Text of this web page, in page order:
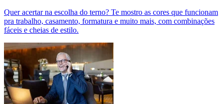
Quer acertar na escolha do terno? Te mostro as cores que funcionam
pra trabalho, casamento, formatura e muito mais, com combinações
fáceis e cheias de estilo.